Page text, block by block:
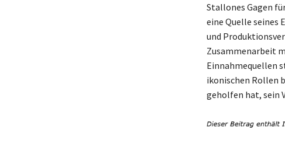
Stallones Gagen
eine Quelle seines
und
Zusammenarbeit
Einnahmequellen
ikonischen Rollen
geholfen hat, sein